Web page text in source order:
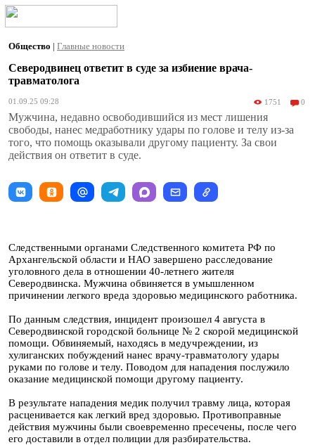
Общество | Главные новости
Северодвинец ответит в суде за избиение врача-
травматолога
01.09.25 09:28 1751 0
Мужчина, недавно освободившийся из мест лишения
свободы, нанес медработнику удары по голове и телу из-за
того, что помощь оказывали другому пациенту. За свои
действия он ответит в суде.
Следственными органами Следственного комитета РФ по
Архангельской области и НАО завершено расследование
уголовного дела в отношении 40-летнего жителя
Северодвинска. Мужчина обвиняется в умышленном
причинении легкого вреда здоровью медицинского работника.
По данным следствия, инцидент произошел 4 августа в
Северодвинской городской больнице № 2 скорой медицинской
помощи. Обвиняемый, находясь в медучреждении, из
хулиганских побуждений нанес врачу-травматологу удары
руками по голове и телу. Поводом для нападения послужило
оказание медицинской помощи другому пациенту.
В результате нападения медик получил травму лица, которая
расценивается как легкий вред здоровью. Противоправные
действия мужчины были своевременно пресечены, после чего
его доставили в отдел полиции для разбирательства.